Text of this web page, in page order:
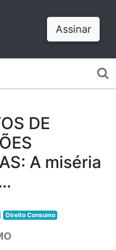
Assinar
DE
A miséria
Direito Consumo